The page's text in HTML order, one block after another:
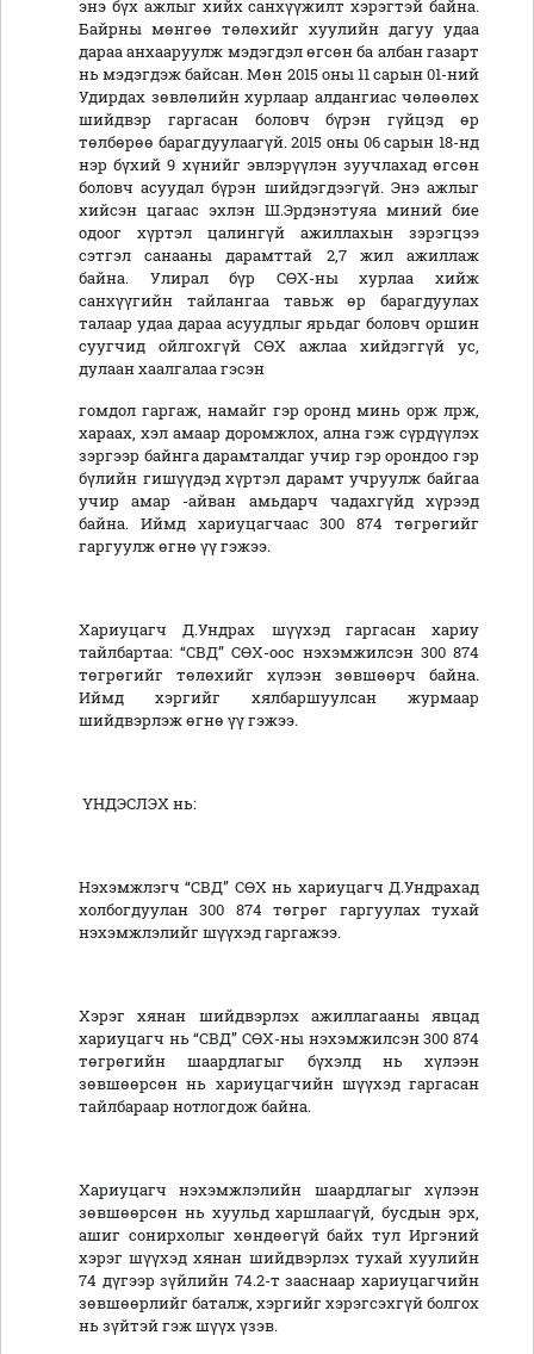
энэ бүх ажлыг хийх санхүүжилт хэрэгтэй байна.
Байрны мөнгөө төлөхийг хуулийн дагуу удаа
дараа анхааруулж мэдэгдэл өгсөн ба албан газарт
нь мэдэгдэж байсан. Мөн 2015 оны 11 сарын 01-ний
Удирдах зөвлөлийн хурлаар алдангиас чөлөөлөх
шийдвэр гаргасан боловч бүрэн гүйцэд өр
төлбөрөө барагдуулаагүй. 2015 оны 06 сарын 18-нд
нэр бүхий 9 хүнийг эвлэрүүлэн зуучлахад өгсөн
боловч асуудал бүрэн шийдэгдээгүй. Энэ ажлыг
хийсэн цагаас эхлэн Ш.Эрдэнэтуяа миний бие
одоог хүртэл цалингүй ажиллахын зэрэгцээ
сэтгэл санааны дарамттай 2,7 жил ажиллаж
байна. Улирал бүр СӨХ-ны хурлаа хийж
санхүүгийн тайлангаа тавьж өр барагдуулах
талаар удаа дараа асуудлыг ярьдаг боловч оршин
суугчид ойлгохгүй СӨХ ажлаа хийдэггүй ус,
дулаан хаалгалаа гэсэн
гомдол гаргаж, намайг гэр оронд минь орж лрж,
хараах, хэл амаар доромжлох, ална гэж сүрдүүлэх
зэргээр байнга дарамталдаг учир гэр орондоо гэр
бүлийн гишүүдэд хүртэл дарамт учруулж байгаа
учир амар -айван амьдарч чадахгүйд хүрээд
байна. Иймд хариуцагчаас 300 874 төгрөгийг
гаргуулж өгнө үү гэжээ.
Хариуцагч Д.Ундрах шүүхэд гаргасан хариу
тайлбартаа: “СВД” СӨХ-оос нэхэмжилсэн 300 874
төгрөгийг төлөхийг хүлээн зөвшөөрч байна.
Иймд хэргийг хялбаршуулсан журмаар
шийдвэрлэж өгнө үү гэжээ.
ҮНДЭСЛЭХ нь:
Нэхэмжлэгч “СВД” СӨХ нь хариуцагч Д.Ундрахад
холбогдуулан 300 874 төгрөг гаргуулах тухай
нэхэмжлэлийг шүүхэд гаргажээ.
Хэрэг хянан шийдвэрлэх ажиллагааны явцад
хариуцагч нь “СВД” СӨХ-ны нэхэмжилсэн 300 874
төгрөгийн шаардлагыг бүхэлд нь хүлээн
зөвшөөрсөн нь хариуцагчийн шүүхэд гаргасан
тайлбараар нотлогдож байна.
Хариуцагч нэхэмжлэлийн шаардлагыг хүлээн
зөвшөөрсөн нь хуульд харшлаагүй, бусдын эрх,
ашиг сонирхолыг хөндөөгүй байх тул Иргэний
хэрэг шүүхэд хянан шийдвэрлэх тухай хуулийн
74 дүгээр зүйлийн 74.2-т зааснаар хариуцагчийн
зөвшөөрлийг баталж, хэргийг хэрэгсэхгүй болгох
нь зүйтэй гэж шүүх үзэв.